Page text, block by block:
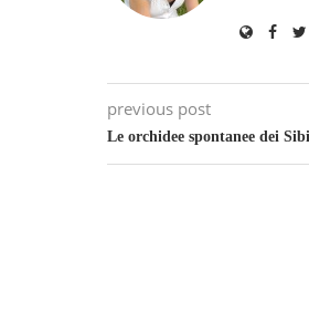
previous post
Le orchidee spontanee dei